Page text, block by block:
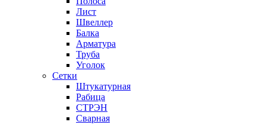
Лист
Швеллер
Балка
Арматура
Труба
Уголок
Сетки
Штукатурная
Рабица
СТРЭН
Сварная